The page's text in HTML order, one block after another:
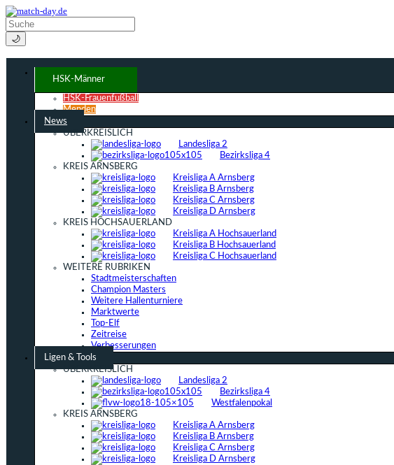
🌙
HSK-Männer
HSK-Frauenfußball
Menden
News
ÜBERKREISLICH
Landesliga 2
Bezirksliga 4
KREIS ARNSBERG
Kreisliga A Arnsberg
Kreisliga B Arnsberg
Kreisliga C Arnsberg
Kreisliga D Arnsberg
KREIS HOCHSAUERLAND
Kreisliga A Hochsauerland
Kreisliga B Hochsauerland
Kreisliga C Hochsauerland
WEITERE RUBRIKEN
Stadtmeisterschaften
Champion Masters
Weitere Hallenturniere
Marktwerte
Top-Elf
Zeitreise
Verbesserungen
Ligen & Tools
ÜBERKREISLICH
Landesliga 2
Bezirksliga 4
Westfalenpokal
KREIS ARNSBERG
Kreisliga A Arnsberg
Kreisliga B Arnsberg
Kreisliga C Arnsberg
Kreisliga D Arnsberg